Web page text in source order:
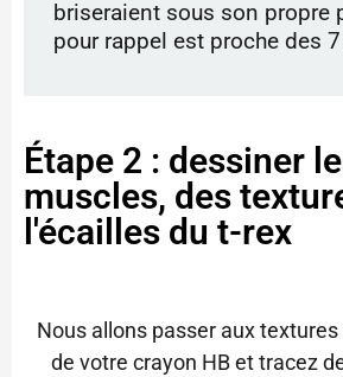
briseraient sous son propre
pour rappel est proche des
Étape 2 : dessiner
muscles, des
l'écailles du t-rex
Nous allons passer aux
de votre crayon HB et tracez